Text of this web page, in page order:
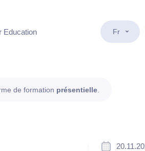
Fr
Education
de formation présentielle